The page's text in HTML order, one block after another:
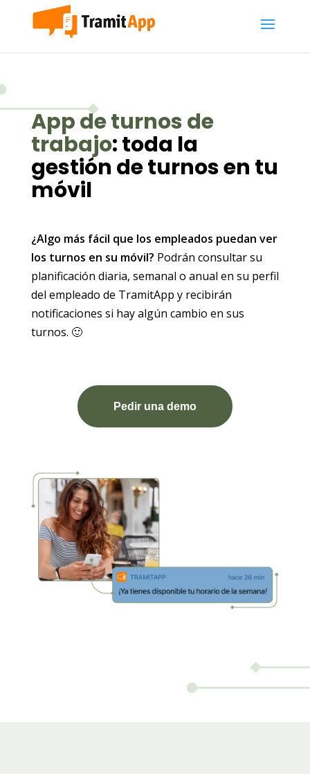
App de turnos de
trabajo: toda la
gestión de turnos en tu
móvil
¿Algo más fácil que los empleados puedan ver
los turnos en su móvil? Podrán consultar su
planificación diaria, semanal o anual en su perfil
del empleado de TramitApp y recibirán
notificaciones si hay algún cambio en sus
turnos. 🙂
Pedir una demo